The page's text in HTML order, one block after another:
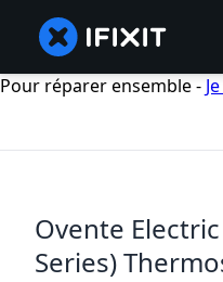
Pour réparer ensemble -
Ovente
Series)